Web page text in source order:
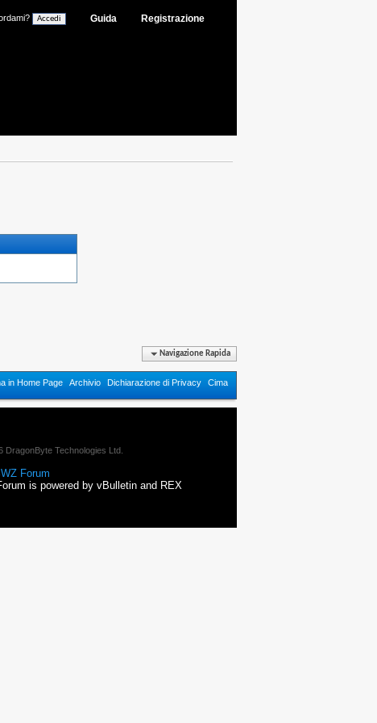
Registrazione
Guida
Navigazione Rapida
in Home Page Archivio Dichiarazione di Privacy Cima
DragonByte Technologies Ltd.
Forum
is powered by vBulletin and REX